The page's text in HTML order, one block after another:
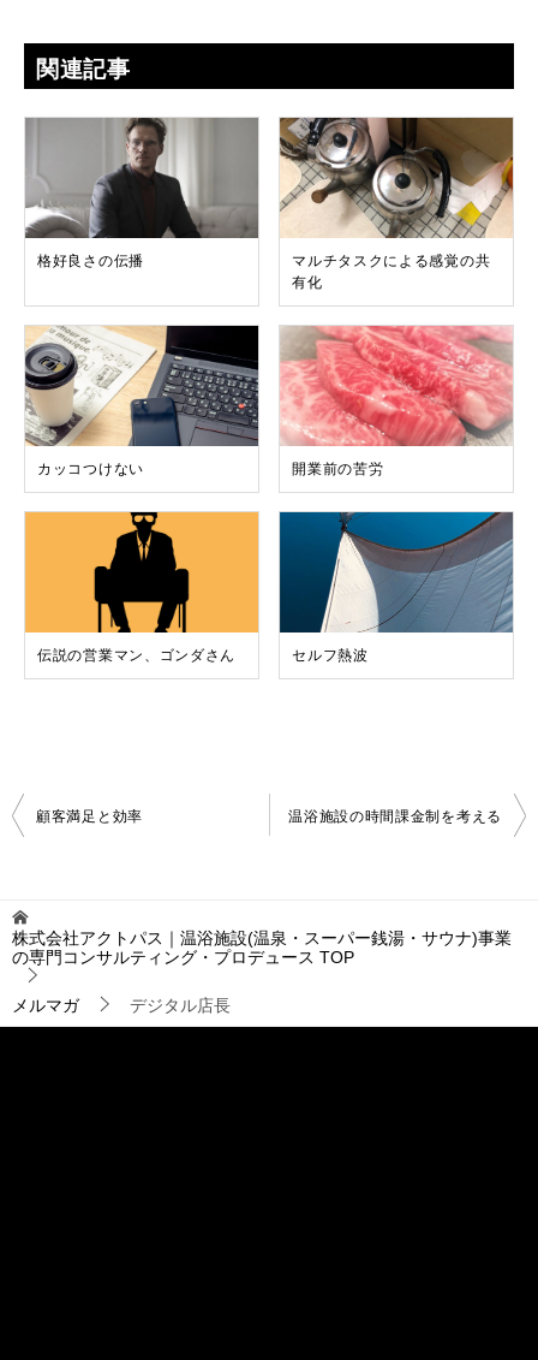
関連記事
格好良さの伝播
マルチタスクによる感覚の共
有化
カッコつけない 開業前の苦労
伝説の営業マン、ゴンダさん セルフ熱波
投
稿
ゲ
ー
シ
ョ
ン
顧客満足と効率 温浴施設の時間課金制を考える
株式会社アクトパス｜温浴施設(温泉・スーパー銭湯・サウナ)事業
の専門コンサルティング・プロデュース TOP
メルマガ デジタル店長